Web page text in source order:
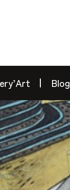
Blog